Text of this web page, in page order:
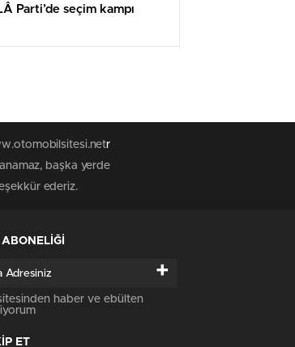
teslim edildi
Parti’de seçim kampı
r
başka yerde
ederiz.
+
haber ve ebülten
ET